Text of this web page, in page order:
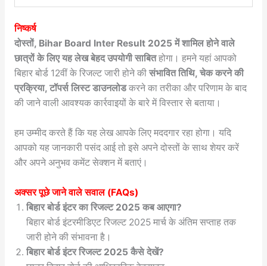
निष्कर्ष
दोस्तों, Bihar Board Inter Result 2025 में शामिल होने वाले
छात्रों के लिए यह लेख बेहद उपयोगी साबितहोगा। हमने यहां आपको
बिहार बोर्ड 12वीं के रिजल्ट जारी होने कीसंभावित तिथि, चेक करने की
प्रक्रिया, टॉपर्स लिस्ट डाउनलोडकरने का तरीका और परिणाम के बाद
की जाने वाली आवश्यक कार्रवाइयों के बारे में विस्तार से बताया।
हम उम्मीद करते हैं कि यह लेख आपके लिए मददगार रहा होगा। यदि
आपको यह जानकारी पसंद आई तो इसे अपने दोस्तों के साथ शेयर करें
और अपने अनुभव कमेंट सेक्शन में बताएं।
अक्सर पूछे जाने वाले सवाल (FAQs)
बिहार बोर्ड इंटर का रिजल्ट 2025 कब आएगा?
बिहार बोर्ड इंटरमीडिएट रिजल्ट 2025 मार्च के अंतिम सप्ताह तक
जारी होने की संभावना है।
बिहार बोर्ड इंटर रिजल्ट 2025 कैसे देखें?